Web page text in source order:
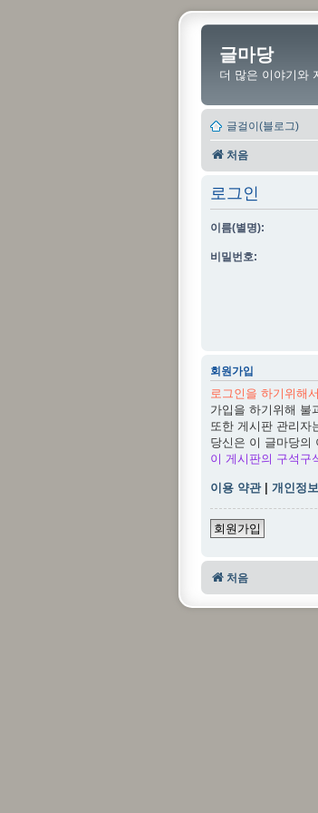
글마당
더 많은 이야기와
글걸이(블로그)
처음
로그인
이름(별명):
비밀번호:
회원가입
로그인을 하기위해
가입을 하기위해 불
또한 게시판 관리자
당신은 이 글마당의
이 게시판의 구석구
이용 약관| 개인정
회원가입
처음